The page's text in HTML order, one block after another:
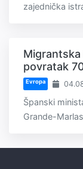
zajednička
povratak
Evropa
Španski
Grande-